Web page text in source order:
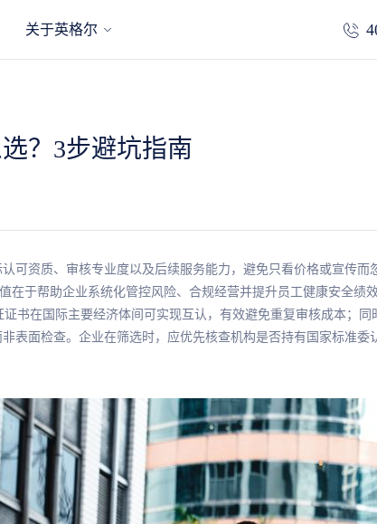
关于英格尔
？3步避坑指南
可资质、审核专业度以及后续服务能力，避免只看价格或宣传而
在于帮助企业系统化管控风险、合规经营并提升员工健康安全绩
书在国际主要经济体间可实现互认，有效避免重复审核成本；同
表面检查。企业在筛选时，应优先核查机构是否持有国家标准委